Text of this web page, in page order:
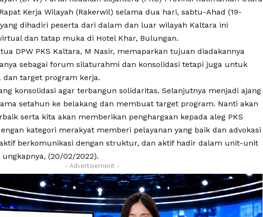
Kerja Wilayah (Rakerwil) selama dua hari, sabtu-Ahad (19-
dihadiri peserta dari dalam dan luar wilayah Kaltara ini
dan tatap muka di Hotel Khar, Bulungan.
DPW PKS Kaltara, M Nasir, memaparkan tujuan diadakannya
sebagai forum silaturahmi dan konsolidasi tetapi juga untuk
dan target program kerja.
konsolidasi agar terbangun solidaritas. Selanjutnya menjadi ajang
setahun ke belakang dan membuat target program. Nanti akan
serta kita akan memberikan penghargaan kepada aleg PKS
kategori merakyat memberi pelayanan yang baik dan advokasi
berkomunikasi dengan struktur, dan aktif hadir dalam unit-unit
ungkapnya, (20/02/2022).
- Advertisement -